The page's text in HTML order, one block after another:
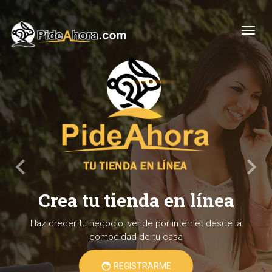
Crea tu tienda en línea
Haz crecer tu negocio, vende por internet desde la
comodidad de tu casa
face REGISTRARME
keyboard_arrow_leftPrevious keyboard_arrow_right
Next